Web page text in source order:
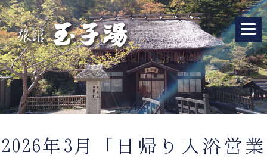
2026年3月「日帰り入浴営業